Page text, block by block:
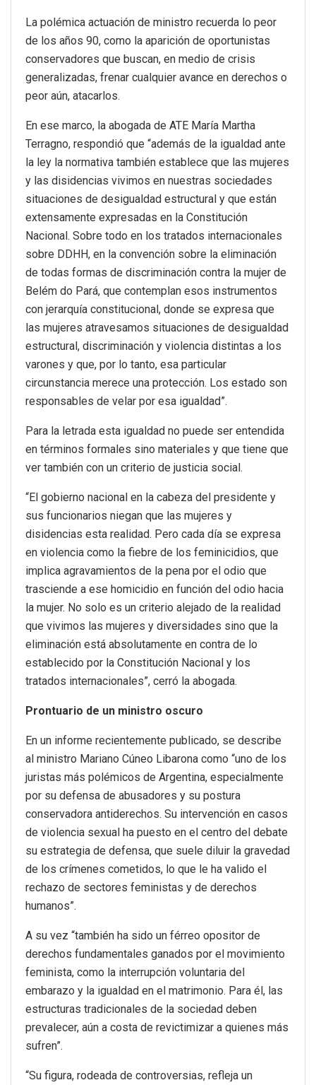
La polémica actuación de ministro recuerda lo peor
de los años 90, como la aparición de oportunistas
conservadores que buscan, en medio de crisis
generalizadas, frenar cualquier avance en derechos o
peor aún, atacarlos.
En ese marco, la abogada de ATE María Martha
Terragno, respondió que “además de la igualdad ante
la ley la normativa también establece que las mujeres
y las disidencias vivimos en nuestras sociedades
situaciones de desigualdad estructural y que están
extensamente expresadas en la Constitución
Nacional. Sobre todo en los tratados internacionales
sobre DDHH, en la convención sobre la eliminación
de todas formas de discriminación contra la mujer de
Belém do Pará, que contemplan esos instrumentos
con jerarquía constitucional, donde se expresa que
las mujeres atravesamos situaciones de desigualdad
estructural, discriminación y violencia distintas a los
varones y que, por lo tanto, esa particular
circunstancia merece una protección. Los estado son
responsables de velar por esa igualdad”.
Para la letrada esta igualdad no puede ser entendida
en términos formales sino materiales y que tiene que
ver también con un criterio de justicia social.
“El gobierno nacional en la cabeza del presidente y
sus funcionarios niegan que las mujeres y
disidencias esta realidad. Pero cada día se expresa
en violencia como la fiebre de los feminicidios, que
implica agravamientos de la pena por el odio que
trasciende a ese homicidio en función del odio hacia
la mujer. No solo es un criterio alejado de la realidad
que vivimos las mujeres y diversidades sino que la
eliminación está absolutamente en contra de lo
establecido por la Constitución Nacional y los
tratados internacionales”, cerró la abogada.
Prontuario de un ministro oscuro
En un informe recientemente publicado, se describe
al ministro Mariano Cúneo Libarona como “uno de los
juristas más polémicos de Argentina, especialmente
por su defensa de abusadores y su postura
conservadora antiderechos. Su intervención en casos
de violencia sexual ha puesto en el centro del debate
su estrategia de defensa, que suele diluir la gravedad
de los crímenes cometidos, lo que le ha valido el
rechazo de sectores feministas y de derechos
humanos”.
A su vez “también ha sido un férreo opositor de
derechos fundamentales ganados por el movimiento
feminista, como la interrupción voluntaria del
embarazo y la igualdad en el matrimonio. Para él, las
estructuras tradicionales de la sociedad deben
prevalecer, aún a costa de revictimizar a quienes más
sufren”.
“Su figura, rodeada de controversias, refleja un